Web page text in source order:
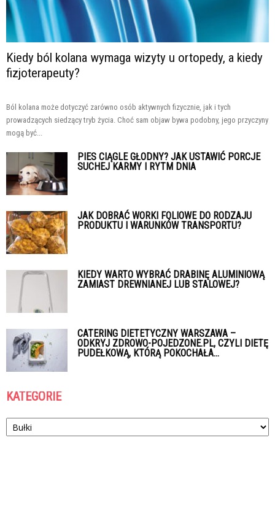
Kiedy ból kolana wymaga wizyty u ortopedy, a kiedy
fizjoterapeuty?
Ból kolana może dotyczyć zarówno osób aktywnych fizycznie, jak i tych
prowadzących siedzący tryb życia. Choć sam objaw bywa podobny, jego przyczyny
mogą być...
PIES CIĄGLE GŁODNY? JAK USTAWIĆ PORCJE
SUCHEJ KARMY I RYTM DNIA
JAK DOBRAĆ WORKI FOLIOWE DO RODZAJU
PRODUKTU I WARUNKÓW TRANSPORTU?
KIEDY WARTO WYBRAĆ DRABINĘ ALUMINIOWĄ
ZAMIAST DREWNIANEJ LUB STALOWEJ?
CATERING DIETETYCZNY WARSZAWA –
ODKRYJ ZDROWO-POJEDZONE.PL, CZYLI DIETĘ
PUDEŁKOWĄ, KTÓRĄ POKOCHAŁA...
KATEGORIE
Kategorie